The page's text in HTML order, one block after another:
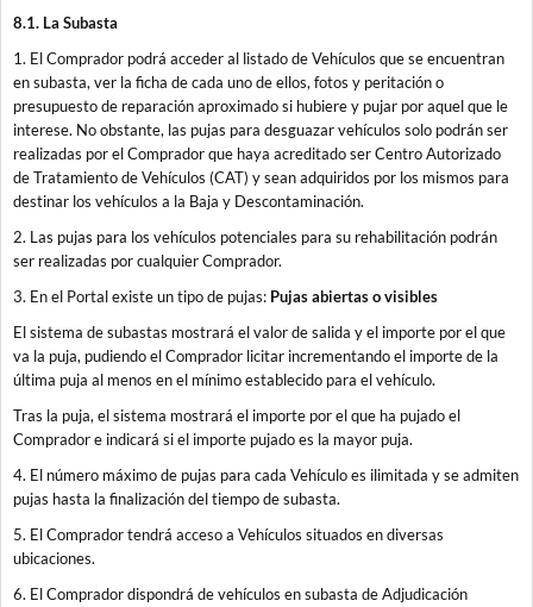
8.1. La Subasta
1. El Comprador podrá acceder al listado de Vehículos que se encuentran
en subasta, ver la ficha de cada uno de ellos, fotos y peritación o
presupuesto de reparación aproximado si hubiere y pujar por aquel que le
interese. No obstante, las pujas para desguazar vehículos solo podrán ser
realizadas por el Comprador que haya acreditado ser Centro Autorizado
de Tratamiento de Vehículos (CAT) y sean adquiridos por los mismos para
destinar los vehículos a la Baja y Descontaminación.
2. Las pujas para los vehículos potenciales para su rehabilitación podrán
ser realizadas por cualquier Comprador.
3. En el Portal existe un tipo de pujas: Pujas abiertas o visibles
El sistema de subastas mostrará el valor de salida y el importe por el que
va la puja, pudiendo el Comprador licitar incrementando el importe de la
última puja al menos en el mínimo establecido para el vehículo.
Tras la puja, el sistema mostrará el importe por el que ha pujado el
Comprador e indicará si el importe pujado es la mayor puja.
4. El número máximo de pujas para cada Vehículo es ilimitada y se admiten
pujas hasta la finalización del tiempo de subasta.
5. El Comprador tendrá acceso a Vehículos situados en diversas
ubicaciones.
6. El Comprador dispondrá de vehículos en subasta de Adjudicación